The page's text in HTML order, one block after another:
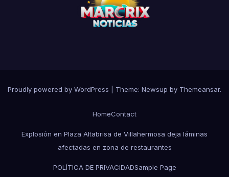
Proudly powered by WordPress Theme: Newsup by Themeansar.
HomeContact
Explosión en Plaza Altabrisa de Villahermosa deja láminas
afectadas en zona de restaurantes
POLÍTICA DE PRIVACIDADSample Page